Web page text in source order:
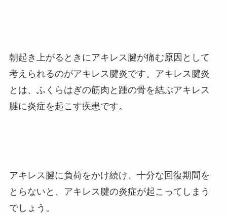
朝起き上がるときにアキレス腱が痛む原因として
考えられるのがアキレス腱炎です。 アキレス腱炎
とは、ふくらはぎの筋肉と踵の骨を結ぶアキレス
腱に炎症を起こす疾患です。
アキレス腱に負荷をかけ続け、十分な回復期間を
とらないと、アキレス腱の炎症が起こってしまう
でしょう。